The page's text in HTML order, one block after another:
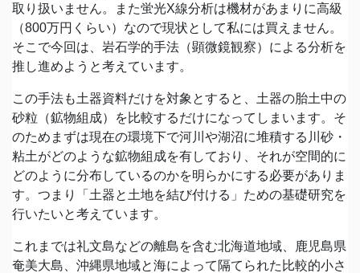
取り扱いません。また蛍光X線分析は機材があまりに高級
（800万円くらい）なので現状として私には買えません。
そこで今回は、岩石学的手法（顕微鏡観察）による分析を
推し進めようと考えています。
この手法も土器資料だけを対象とすると、土器の胎土中の
砂粒（鉱物組成）を比較するだけになってしまいます。そ
のためまずは現在の環境下で河川や湖沼に堆積する川砂・
粘土がどのような鉱物組成を有しており、それが空間的に
どのように分布しているのかを明らかにする必要がありま
す。つまり「土器と土地を結び付ける」ための基礎研究を
行いたいと考えています。
これまでは礼文島などの離島を含む北海道地域、鹿児島県
奄美大島、沖縄県地域と海によって隔てられた比較的小さ